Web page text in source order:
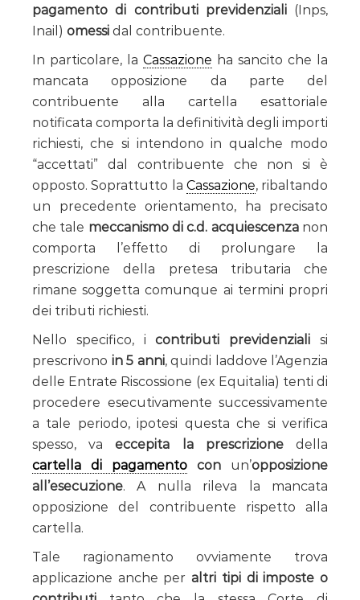
pagamento di contributi previdenziali(Inps,
Inail) omessi dal contribuente.
In particolare, la Cassazione ha sancito che la
mancata opposizione da parte del
contribuente alla cartella esattoriale
notificata comporta la definitività degli importi
richiesti, che si intendono in qualche modo
“accettati” dal contribuente che non si è
opposto. Soprattutto la Cassazione, ribaltando
un precedente orientamento, ha precisato
che tale meccanismo di c.d. acquiescenzanon
comporta l’effetto di prolungare la
prescrizione della pretesa tributaria che
rimane soggetta comunque ai termini propri
dei tributi richiesti.
Nello specifico, icontributi previdenziali si
prescrivono in 5 anni, quindi laddove l’Agenzia
delle Entrate Riscossione (ex Equitalia) tenti di
procedere esecutivamente successivamente
a tale periodo, ipotesi questa che si verifica
spesso, vaeccepita la prescrizionedella
cartella di pagamento con un’opposizione
all’esecuzione. A nulla rileva la mancata
opposizione del contribuente rispetto alla
cartella.
Tale ragionamento ovviamente trova
applicazione anche peraltri tipi di imposte o